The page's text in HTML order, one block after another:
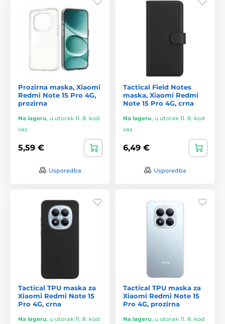
Prozirna maska, Xiaomi
Redmi Note 15 Pro 4G,
prozirna
Na lageru, u utorak 11. 8. kod
vas
5,59 €
Usporedba
Tactical Field Notes
maska, Xiaomi Redmi
Note 15 Pro 4G, crna
Na lageru, u utorak 11. 8. kod
vas
6,49 €
Usporedba
Tactical TPU maska za
Xiaomi Redmi Note 15
Pro 4G, crna
Na lageru, u utorak 11. 8. kod
Tactical TPU maska za
Xiaomi Redmi Note 15
Pro 4G, prozirna
Na lageru, u utorak 11. 8. kod